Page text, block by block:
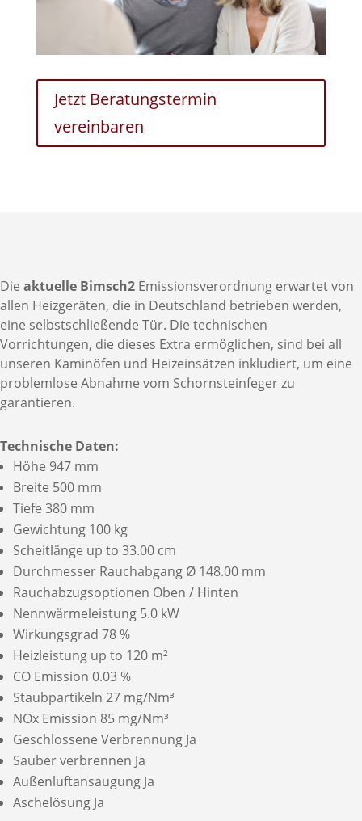
Jetzt Beratungstermin
vereinbaren
Die aktuelle Bimsch2 Emissionsverordnung erwartet von
allen Heizgeräten, die in Deutschland betrieben werden,
eine selbstschließende Tür. Die technischen
Vorrichtungen, die dieses Extra ermöglichen, sind bei all
unseren Kaminöfen und Heizeinsätzen inkludiert, um eine
problemlose Abnahme vom Schornsteinfeger zu
garantieren.
Technische Daten:
Höhe 947 mm
Breite 500 mm
Tiefe 380 mm
Gewichtung 100 kg
Scheitlänge up to 33.00 cm
Durchmesser Rauchabgang Ø 148.00 mm
Rauchabzugsoptionen Oben / Hinten
Nennwärmeleistung 5.0 kW
Wirkungsgrad 78 %
Heizleistung up to 120 m²
CO Emission 0.03 %
Staubpartikeln 27 mg/Nm³
NOx Emission 85 mg/Nm³
Geschlossene Verbrennung Ja
Sauber verbrennen Ja
Außenluftansaugung Ja
Aschelösung Ja